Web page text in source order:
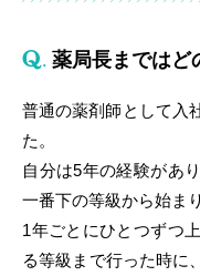
薬局長まではど
普通の薬剤師として入
た。
自分は5年の経験があ
一番下の等級から始ま
1年ごとにひとつずつ
る等級まで行った時に